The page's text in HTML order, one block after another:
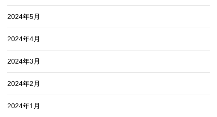
2024年5月
2024年4月
2024年3月
2024年2月
2024年1月